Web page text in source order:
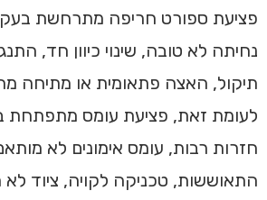
פציעת ספורט חריפה מתרחשת
נחיתה לא טובה, שינוי כיוון חד,
תיקול, האצה פתאומית או מתיחה
לעומת זאת, פציעת עומס מתפתחת
חזרות רבות, עומס אימונים לא
התאוששות, טכניקה לקויה, ציוד